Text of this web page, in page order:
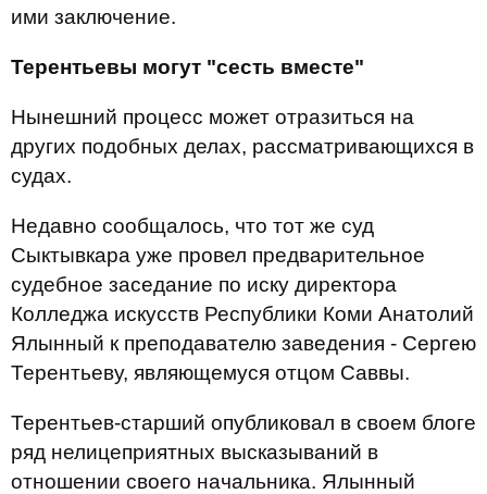
ими заключение.
Терентьевы могут "сесть вместе"
Нынешний процесс может отразиться на
других подобных делах, рассматривающихся в
судах.
Недавно сообщалось, что тот же суд
Сыктывкара уже провел предварительное
судебное заседание по иску директора
Колледжа искусств Республики Коми Анатолий
Ялынный к преподавателю заведения - Сергею
Терентьеву, являющемуся отцом Саввы.
Терентьев-старший опубликовал в своем блоге
ряд нелицеприятных высказываний в
отношении своего начальника. Ялынный